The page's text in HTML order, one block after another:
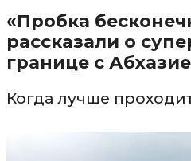
«Пробка
рассказали о
границе с
Когда лучше